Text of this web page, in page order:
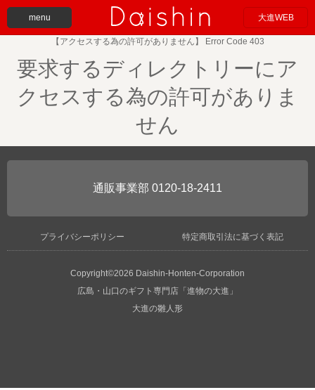
menu 大進WEB
【アクセスする為の許可がありません】 Error Code 403
要求するディレクトリーにア
クセスする為の許可がありま
せん
0120-18-2411
プライバシーポリシー 特定商取引法に基づく表記
Copyright©2026 Daishin-Honten-Corporation
広島・山口のギフト専門店「進物の大進」
大進の雛人形